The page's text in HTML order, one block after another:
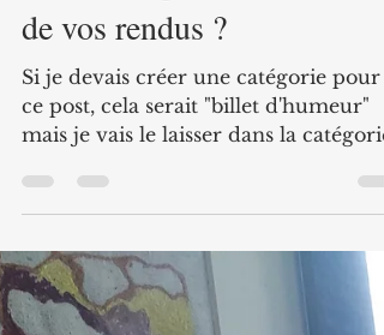
11 mai 2022
2 min de lecture
Et si vous pensiez au lecteur
de vos rendus ?